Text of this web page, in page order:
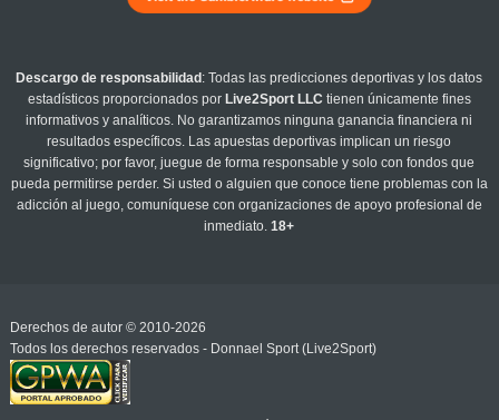
Descargo de responsabilidad : Todas las predicciones deportivas y los datos
estadísticos proporcionados por Live2Sport LLC tienen únicamente fines
informativos y analíticos. No garantizamos ninguna ganancia financiera ni
resultados específicos. Las apuestas deportivas implican un riesgo
significativo; por favor, juegue de forma responsable y solo con fondos que
pueda permitirse perder. Si usted o alguien que conoce tiene problemas con la
adicción al juego, comuníquese con organizaciones de apoyo profesional de
inmediato.18+
Derechos de autor © 2010-2026
Todos los derechos reservados - Donnael Sport (Live2Sport)